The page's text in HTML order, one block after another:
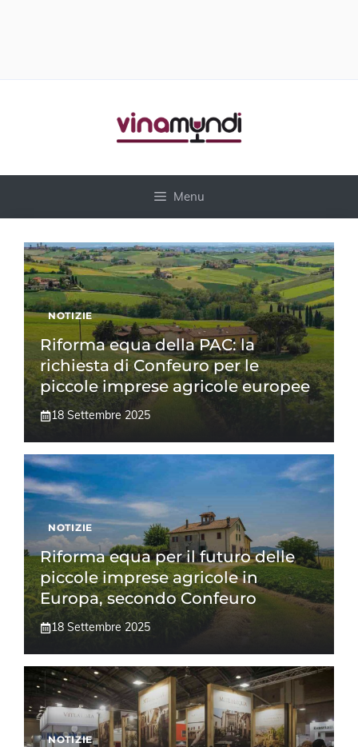
Menu
NOTIZIE
Riforma equa della PAC: la
richiesta di Confeuro per le
piccole imprese agricole europee
18 Settembre 2025
NOTIZIE
Riforma equa per il futuro delle
piccole imprese agricole in
Europa, secondo Confeuro
18 Settembre 2025
NOTIZIE